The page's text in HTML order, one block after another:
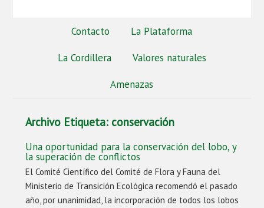
Contacto La Plataforma
La Cordillera Valores naturales
Amenazas
Archivo Etiqueta: conservación
Una oportunidad para la conservación del lobo, y
la superación de conflictos
El Comité Científico del Comité de Flora y Fauna del
Ministerio de Transición Ecológica recomendó el pasado
año, por unanimidad, la incorporación de todos los lobos